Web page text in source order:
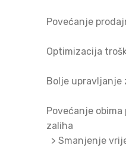
Povećanje
Optimizacija
Bolje
Povećanje
> Smanjenje